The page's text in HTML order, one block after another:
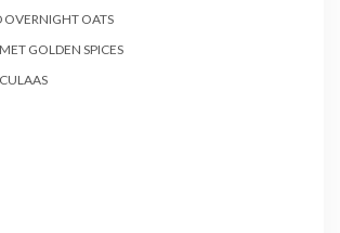
OVERNIGHT OATS
GOLDEN SPICES